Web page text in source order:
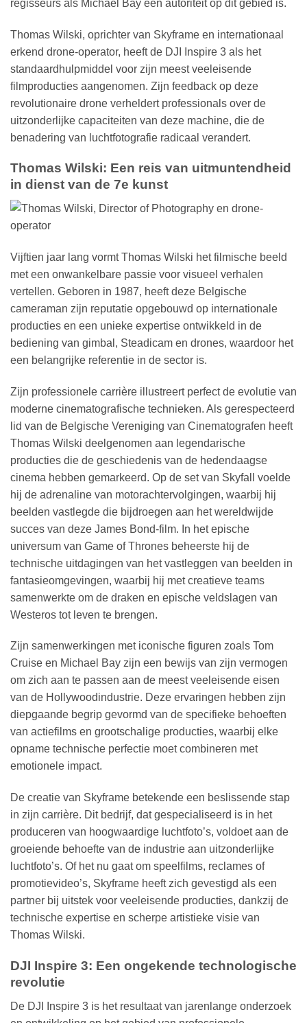
regisseurs als Michael Bay een autoriteit op dit gebied is.
Thomas Wilski, oprichter van Skyframe en internationaal
erkend drone-operator, heeft de DJI Inspire 3 als het
standaardhulpmiddel voor zijn meest veeleisende
filmproducties aangenomen. Zijn feedback op deze
revolutionaire drone verheldert professionals over de
uitzonderlijke capaciteiten van deze machine, die de
benadering van luchtfotografie radicaal verandert.
Thomas Wilski: Een reis van uitmuntendheid
in dienst van de 7e kunst
Vijftien jaar lang vormt Thomas Wilski het filmische beeld
met een onwankelbare passie voor visueel verhalen
vertellen. Geboren in 1987, heeft deze Belgische
cameraman zijn reputatie opgebouwd op internationale
producties en een unieke expertise ontwikkeld in de
bediening van gimbal, Steadicam en drones, waardoor het
een belangrijke referentie in de sector is.
Zijn professionele carrière illustreert perfect de evolutie van
moderne cinematografische technieken. Als gerespecteerd
lid van de Belgische Vereniging van Cinematografen heeft
Thomas Wilski deelgenomen aan legendarische
producties die de geschiedenis van de hedendaagse
cinema hebben gemarkeerd. Op de set van Skyfall voelde
hij de adrenaline van motorachtervolgingen, waarbij hij
beelden vastlegde die bijdroegen aan het wereldwijde
succes van deze James Bond-film. In het epische
universum van Game of Thrones beheerste hij de
technische uitdagingen van het vastleggen van beelden in
fantasieomgevingen, waarbij hij met creatieve teams
samenwerkte om de draken en epische veldslagen van
Westeros tot leven te brengen.
Zijn samenwerkingen met iconische figuren zoals Tom
Cruise en Michael Bay zijn een bewijs van zijn vermogen
om zich aan te passen aan de meest veeleisende eisen
van de Hollywoodindustrie. Deze ervaringen hebben zijn
diepgaande begrip gevormd van de specifieke behoeften
van actiefilms en grootschalige producties, waarbij elke
opname technische perfectie moet combineren met
emotionele impact.
De creatie van Skyframe betekende een beslissende stap
in zijn carrière. Dit bedrijf, dat gespecialiseerd is in het
produceren van hoogwaardige luchtfoto’s, voldoet aan de
groeiende behoefte van de industrie aan uitzonderlijke
luchtfoto’s. Of het nu gaat om speelfilms, reclames of
promotievideo’s, Skyframe heeft zich gevestigd als een
partner bij uitstek voor veeleisende producties, dankzij de
technische expertise en scherpe artistieke visie van
Thomas Wilski.
DJI Inspire 3: Een ongekende technologische
revolutie
De DJI Inspire 3 is het resultaat van jarenlange onderzoek